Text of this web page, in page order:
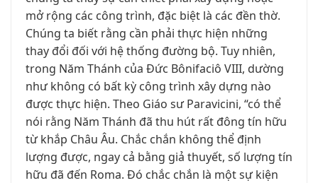
mở rộng các công trình, đặc biệt là các đền thờ.
Chúng ta biết rằng cần phải thực hiện những
thay đổi đối với hệ thống đường bộ. Tuy nhiên,
trong Năm Thánh của Đức Bônifaciô VIII, dường
như không có bất kỳ công trình xây dựng nào
được thực hiện. Theo Giáo sư Paravicini, “có thể
nói rằng Năm Thánh đã thu hút rất đông tín hữu
từ khắp Châu Âu. Chắc chắn không thể định
lượng được, ngay cả bằng giả thuyết, số lượng tín
hữu đã đến Roma. Đó chắc chắn là một sự kiện